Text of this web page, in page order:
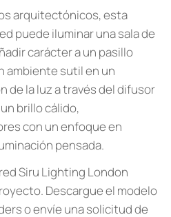
arquitectónicos, esta
puede iluminar una sala de
carácter a un pasillo
ambiente sutil en un
de la luz a través del difusor
brillo cálido,
con un enfoque en
pensada.
Siru Lighting London
Descargue el modelo
o envíe una solicitud de